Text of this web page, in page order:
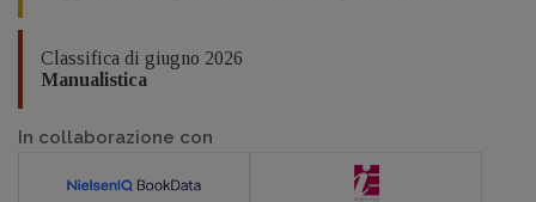
Classifica di giugno 2026
Manualistica
In collaborazione con